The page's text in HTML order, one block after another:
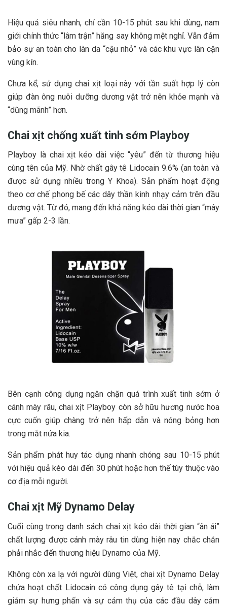
Hiệu quả siêu nhanh, chỉ cần 10-15 phút sau khi dùng, nam
giới chính thức “lâm trận” hăng say không mệt nghỉ. Vẫn đảm
bảo sự an toàn cho làn da “cậu nhỏ” và các khu vực lân cận
vùng kín.
Chưa kể, sử dụng chai xịt loại này với tần suất hợp lý còn
giúp đàn ông nuôi dưỡng dương vật trở nên khỏe mạnh và
“dũng mãnh” hơn.
Chai xịt chống xuất tinh sớm Playboy
Playboy là chai xịt kéo dài việc “yêu” đến từ thương hiệu
cùng tên của Mỹ. Nhờ chất gây tê Lidocain 9.6% (an toàn và
được sử dụng nhiều trong Y Khoa). Sản phẩm hoạt động
theo cơ chế phong bế các dây thần kinh nhạy cảm trên đầu
dương vật. Từ đó, mang đến khả năng kéo dài thời gian “mây
mưa” gấp 2-3 lần.
Bên cạnh công dụng ngăn chặn quá trình xuất tinh sớm ở
cánh mày râu, chai xịt Playboy còn sở hữu hương nước hoa
cực cuốn giúp chàng trở nên hấp dẫn và nóng bỏng hơn
trong mắt nửa kia.
Sản phẩm phát huy tác dụng nhanh chóng sau 10-15 phút
với hiệu quả kéo dài đến 30 phút hoặc hơn thế tùy thuộc vào
cơ địa mỗi người.
Chai xịt Mỹ Dynamo Delay
Cuối cùng trong danh sách chai xịt kéo dài thời gian “ân ái”
chất lượng được cánh mày râu tin dùng hiện nay chắc chắn
phải nhắc đến thương hiệu Dynamo của Mỹ.
Không còn xa lạ với người dùng Việt, chai xịt Dynamo Delay
chứa hoạt chất Lidocain có công dụng gây tê tại chỗ, làm
giảm sự hưng phấn và sự cảm thụ của các đầu dây cảm